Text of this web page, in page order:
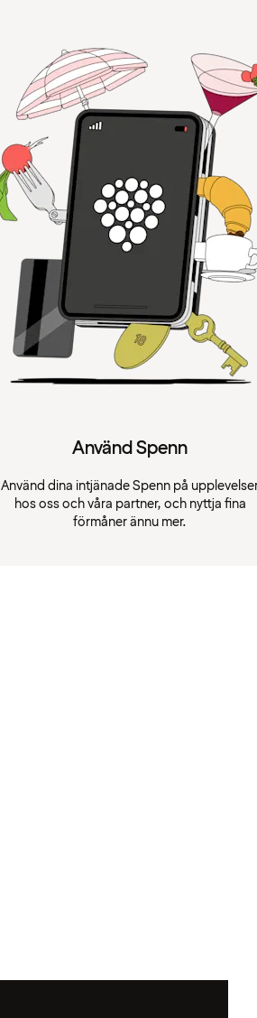
Använd Spenn
Använd dina intjänade Spenn på
hos oss och våra partner, och nyttja fina
förmåner ännu mer.